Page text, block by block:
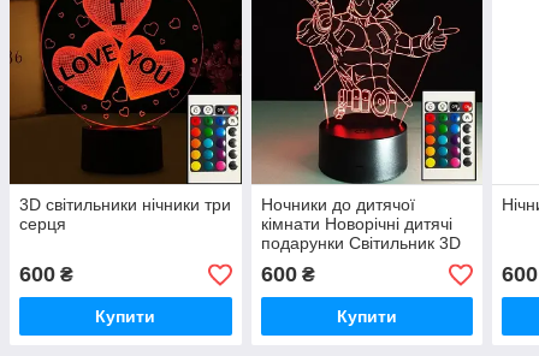
3D світильники нічники три
серця
600 ₴
Купити
Ночники до дитячої
кімнати Новорічні дитячі
подарунки Світильник 3D
Дедпул
600₴
Купити
600